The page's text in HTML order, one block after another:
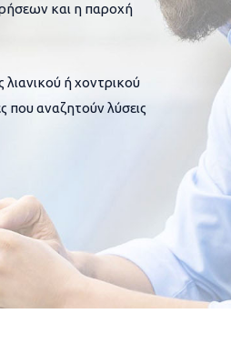
και η παροχή
ή χοντρικού
που αναζητούν λύσεις